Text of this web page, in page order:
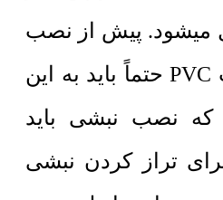
میشود. پیش از نصب
نبشی سقف کاذب PVC حتماً باید به این
که نصب نبشی باید
تراز کردن نبشی